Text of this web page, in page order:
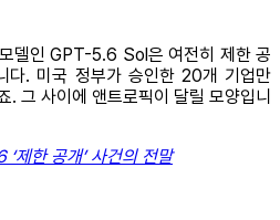
델인 GPT-5.6 Sol은 여전히 제한 공
다. 미국 정부가 승인한 20개 기업만
. 그 사이에 앤트로픽이 달릴 모양입니
제한 공개’ 사건의 전말